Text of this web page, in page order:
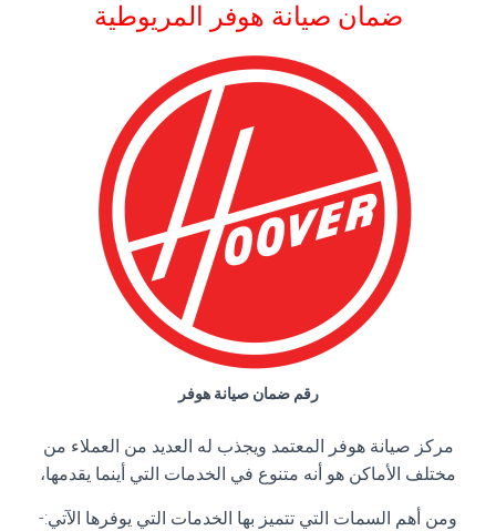
ضمان صيانة هوفر المريوطية
رقم ضمان صيانة هوفر
مركز صيانة هوفر المعتمد ويجذب له العديد من العملاء من
مختلف الأماكن هو أنه متنوع في الخدمات التي أينما يقدمها،
ومن أهم السمات التي تتميز بها الخدمات التي يوفرها الآتي:-